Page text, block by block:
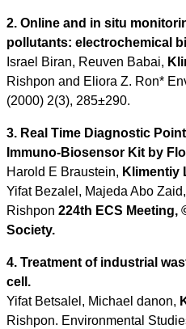
2. Online and in situ
pollutants: electrochemical
Israel Biran, Reuven Babai,
Rishpon and Eliora Z. Ron*
(2000) 2(3), 285±290.
3. Real Time Diagnostic
Immuno-Biosensor Kit by
Harold E Braustein, Klimentiy
Yifat Bezalel, Majeda Abo
Rishpon 224th ECS Meeting,
Society.
4. Treatment of industrial
cell.
Yifat Betsalel, Michael danon,
Rishpon. Environmental